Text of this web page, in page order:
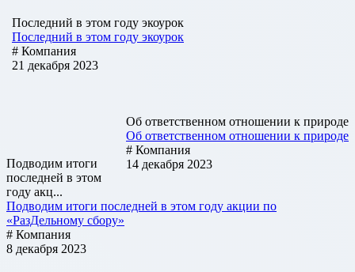
Последний в этом году экоурок
Последний в этом году экоурок
# Компания
21 декабря 2023
Об ответственном отношении к природе
Об ответственном отношении к природе
# Компания
14 декабря 2023
Подводим итоги
последней в этом
году акц...
Подводим итоги последней в этом году акции по
«РазДельному сбору»
# Компания
8 декабря 2023